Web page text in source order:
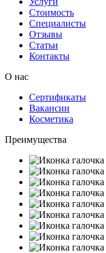
Стоимость
Специалисты
Отзывы
Статьи
Контакты
О нас
Сертификаты
Вакансии
Косметика
Преимущества